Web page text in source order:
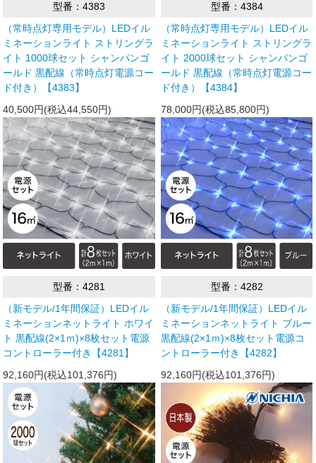
型番：4383
（常時点灯専用モデル）LEDイル
ミネーションライト ストリングラ
イト 1000球セット シャンパンゴ
ールド 黒配線（常時点灯電源コー
ド付き）【4383】
40,500円(税込44,550円)
型番：4384
（常時点灯専用モデル）LEDイル
ミネーションライト ストリングラ
イト 2000球セット シャンパンゴ
ールド 黒配線（常時点灯電源コー
ド付き）【4384】
78,000円(税込85,800円)
型番：4281
（新モデル/1年間保証）LEDイル
ミネーションネットライト ホワイ
ト 黒配線(2×1ｍ)×8枚セット電源
コントローラー付き【4281】
92,160円(税込101,376円)
型番：4282
（新モデル/1年間保証）LEDイル
ミネーションネットライト ブルー
黒配線(2×1ｍ)×8枚セット電源コ
ントローラー付き【4282】
92,160円(税込101,376円)